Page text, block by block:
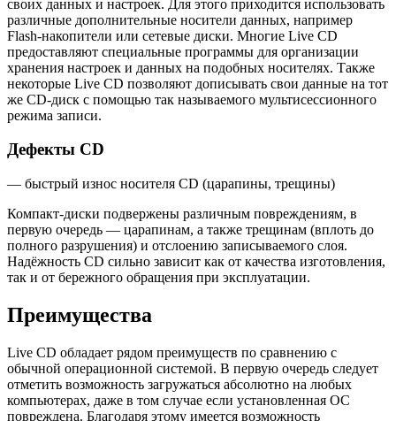
своих данных и настроек. Для этого приходится использовать
различные дополнительные носители данных, например
Flash-накопители или сетевые диски. Многие Live CD
предоставляют специальные программы для организации
хранения настроек и данных на подобных носителях. Также
некоторые Live CD позволяют дописывать свои данные на тот
же CD-диск с помощью так называемого мультисессионного
режима записи.
Дефекты CD
— быстрый износ носителя CD (царапины, трещины)
Компакт-диски подвержены различным повреждениям, в
первую очередь — царапинам, а также трещинам (вплоть до
полного разрушения) и отслоению записываемого слоя.
Надёжность CD сильно зависит как от качества изготовления,
так и от бережного обращения при эксплуатации.
Преимущества
Live CD обладает рядом преимуществ по сравнению с
обычной операционной системой. В первую очередь следует
отметить возможность загружаться абсолютно на любых
компьютерах, даже в том случае если установленная ОС
повреждена. Благодаря этому имеется возможность